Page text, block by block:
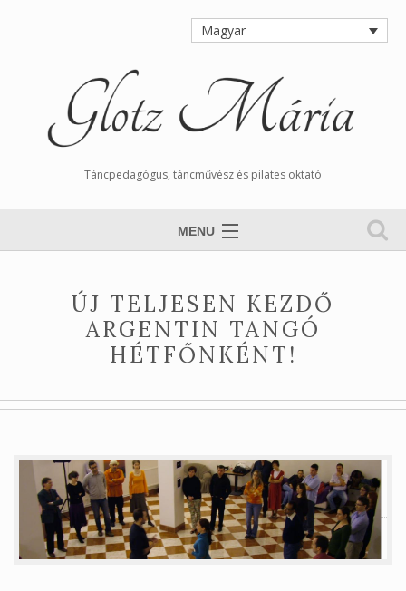
Magyar
Táncpedagógus, táncművész és pilates oktató
MENU
Magamról
Munkáim
Helyszínek
Kapcsolat
Linkek
ÚJ TELJESEN KEZDŐ
ARGENTIN TANGÓ
HÉTFŐNKÉNT!